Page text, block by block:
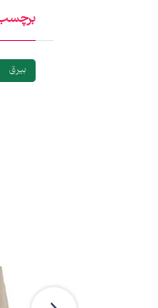
بیرق